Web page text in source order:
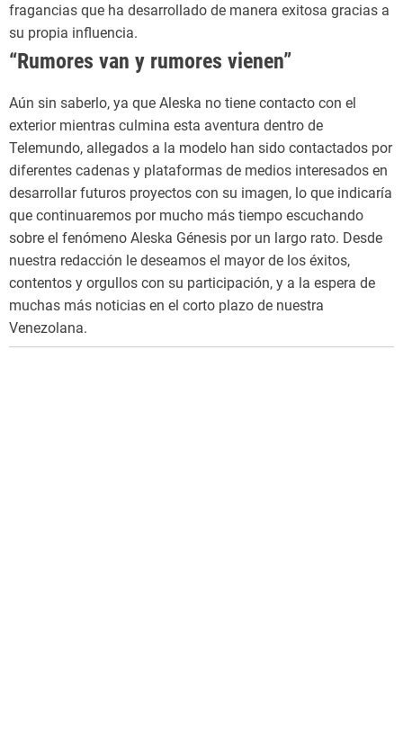
fragancias que ha desarrollado de manera exitosa gracias a
su propia influencia.
“Rumores van y rumores vienen”
Aún sin saberlo, ya que Aleska no tiene contacto con el
exterior mientras culmina esta aventura dentro de
Telemundo, allegados a la modelo han sido contactados por
diferentes cadenas y plataformas de medios interesados en
desarrollar futuros proyectos con su imagen, lo que indicaría
que continuaremos por mucho más tiempo escuchando
sobre el fenómeno Aleska Génesis por un largo rato. Desde
nuestra redacción le deseamos el mayor de los éxitos,
contentos y orgullos con su participación, y a la espera de
muchas más noticias en el corto plazo de nuestra
Venezolana.